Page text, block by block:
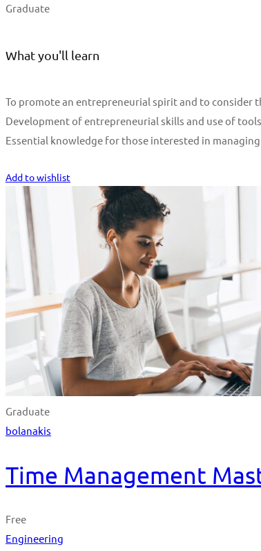
Graduate
What you'll learn
To promote an entrepreneurial spirit and to consider
Development of entrepreneurial skills and use of
Essential knowledge for those interested in
Add to wishlist
Graduate
bolanakis
Time Management
Free
Engineering